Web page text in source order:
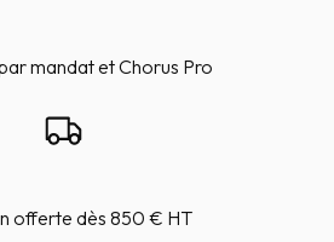
mandat et Chorus Pro
offerte dès 850 € HT